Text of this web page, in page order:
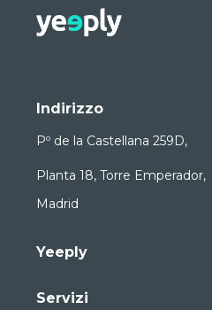
Indirizzo
Pº de la Castellana 259D,
Planta 18, Torre Emperador,
Madrid
Yeeply
Servizi